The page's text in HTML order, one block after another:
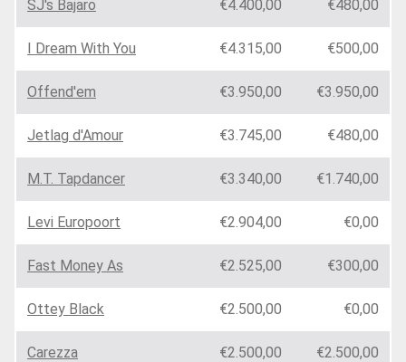
SJ's Bajaro €4.400,00 €480,00
I Dream With You €4.315,00 €500,00
Offend'em €3.950,00 €3.950,00
Jetlag d'Amour €3.745,00 €480,00
M.T. Tapdancer €3.340,00 €1.740,00
Levi Europoort €2.904,00 €0,00
Fast Money As €2.525,00 €300,00
Ottey Black €2.500,00 €0,00
Carezza €2.500,00 €2.500,00